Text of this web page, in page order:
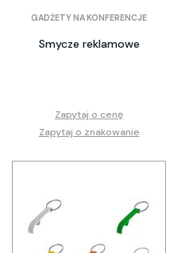
GADŻETY NA KONFERENCJE
Smycze reklamowe
Zapytaj o cenę
Zapytaj o znakowanie